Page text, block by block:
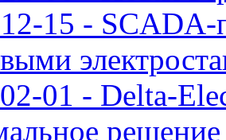
15 - SCADA-
01 - Delta-